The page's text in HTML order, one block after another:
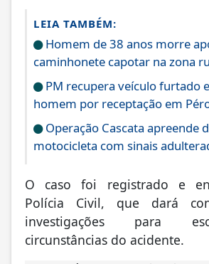
LEIA TAMBÉM:
Homem de 38 anos morre
caminhonete capotar na zona
PM recupera veículo furtado
homem por receptação em
Operação Cascata apreende
motocicleta com sinais
O caso foi registrado e
Polícia Civil, que dará
investigações para
circunstâncias do acidente.